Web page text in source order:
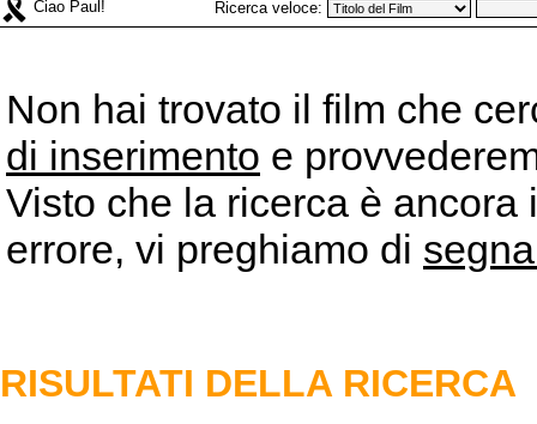
Ciao Paul! Ricerca veloce:
Non hai trovato il film che
di inserimento e
Visto che la ricerca è
errore, vi preghiamo di
RISULTATI DELLA RICERCA